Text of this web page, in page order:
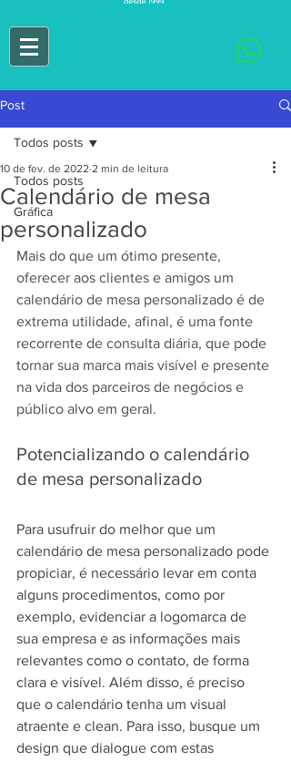
Post
Todos posts
Gráfica
Todos posts
Calendário de mesa
personalizado
10 de fev. de 2022 2 min de leitura
Mais do que um ótimo presente,
oferecer aos clientes e amigos um
calendário de mesa personalizado é de
extrema utilidade, afinal, é uma fonte
recorrente de consulta diária, que pode
tornar sua marca mais visível e presente
na vida dos parceiros de negócios e
público alvo em geral.
Potencializando o calendário
de mesa personalizado
Para usufruir do melhor que um
calendário de mesa personalizado pode
propiciar, é necessário levar em conta
alguns procedimentos, como por
exemplo, evidenciar a logomarca de
sua empresa e as informações mais
relevantes como o contato, de forma
clara e visível. Além disso, é preciso
que o calendário tenha um visual
atraente e clean. Para isso, busque um
design que dialogue com estas